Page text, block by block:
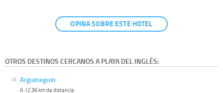
OPINA SOBRE ESTE HOTEL
OTROS DESTINOS CERCANOS A PLAYA DEL INGLÉS:
Arguineguin
A 12.36 km de distancia